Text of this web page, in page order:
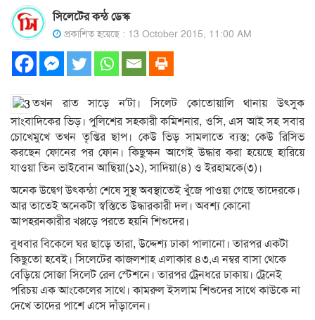
সিলেটের কন্ঠ ডেস্ক
প্রকাশিত হয়েছে : 13 October 2015, 11:00 AM
তখন রাত সাড়ে ন’টা। সিলেট কোতোয়ালি থানায় উৎসুক
সাংবাদিকের ভিড়। পুলিশের সহকারী কমিশনার, ওসি, এস আই সহ সবার
চোখেমুখে তখন তৃপ্তির ছাপ। কেউ ভিড় সামলাতে ব্যস্ত; কেউ রিসিভ
করছেন ফোনের পর ফোন। কিছুক্ষন আগেই উদ্ধার করা হয়েছে হারিয়ে
যাওয়া তিন ভাইবোন আছিয়া(১২), সাদিয়া(৪) ও ইরহামকে(৩)।
অনেক উদ্বেগ উৎকন্ঠা শেষে সু্স্থ অবস্থাতেই খুঁজে পাওয়া গেছে তাদেরকে।
আর তাতেই অনেকটা স্বস্তিতে উদ্ধারকারী দল। অবশ্য কোনো
আপহরনকারীর খপ্পড়ে পরতে হয়নি শিশুদের।
বুধবার বিকেলে ঘর ছাড়ে তারা, উদ্দেশ্য ঢাকা পালানো। তারপর একটা
কিছুতো হবেই। সিলেটের কাজলশাহ এলাকার ৪৩,এ নম্বর বাসা থেকে
বেড়িয়ে সোজা সিলেট রেল স্টেশনে। তারপর ট্রেনধরে ঢাকায়। ট্রেনেই
পরিচয় এক আংকেলের সাথে। কামরুল ইসলাম শিশুদের সাথে কাউকে না
দেখে তাদের পাশে এসে দাঁড়ালেন।